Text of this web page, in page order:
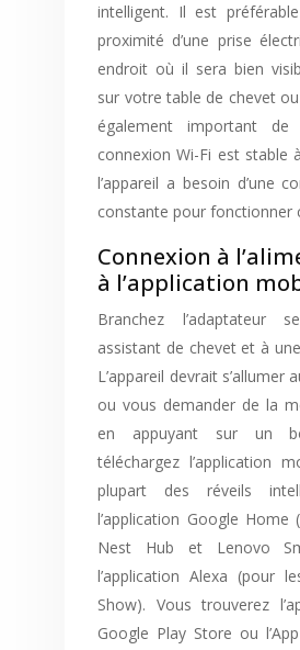
intelligent. Il est
proximité d’une prise
endroit où il sera bien
sur votre table de chevet
également important
connexion Wi-Fi est stable
l’appareil a besoin d’une
constante pour fonctionner
Connexion à
à l’application
Branchez l’adaptateur
assistant de chevet et à
L’appareil devrait s’allumer
ou vous demander de la
en appuyant sur un
téléchargez l’application
plupart des réveils
l’application Google Home
Nest Hub et Lenovo
l’application Alexa (pour
Show). Vous trouverez
Google Play Store ou